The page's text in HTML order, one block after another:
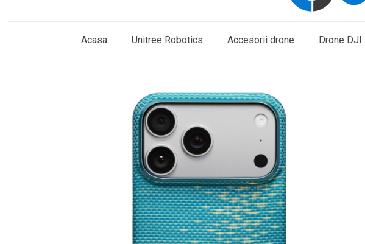
Acasa Unitree Robotics Accesorii drone Drone DJI